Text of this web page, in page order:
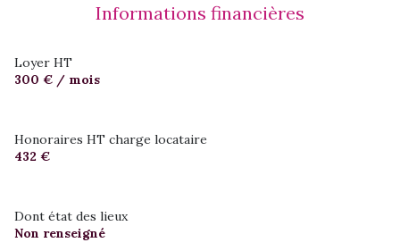
Informations financières
Loyer HT
300 € / mois
Honoraires HT charge locataire
432 €
Dont état des lieux
Non renseigné